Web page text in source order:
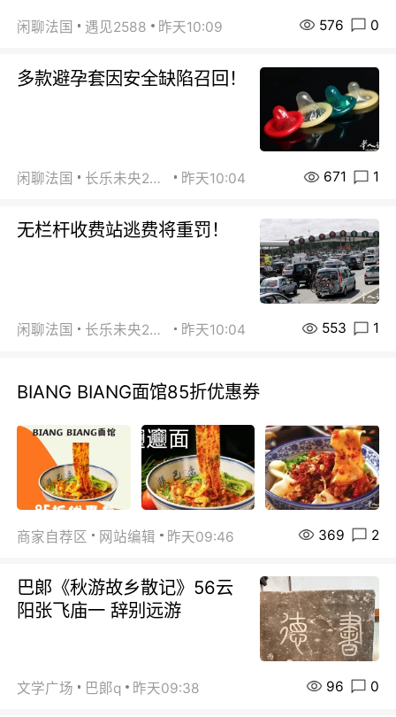
闲聊法国 遇见2588 昨天10:09 576 0
多款避孕套因安全缺陷召回！
闲聊法国 长乐未央2015 昨天10:04 671 1
无栏杆收费站逃费将重罚！
闲聊法国 长乐未央2015 昨天10:04 553 1
BIANG BIANG面馆85折优惠券
商家自荐区 网站编辑 昨天09:46 369 2
巴郞《秋游故乡散记》56云
阳张飞庙一 辞别远游
文学广场 巴郞q 昨天09:38 96 0